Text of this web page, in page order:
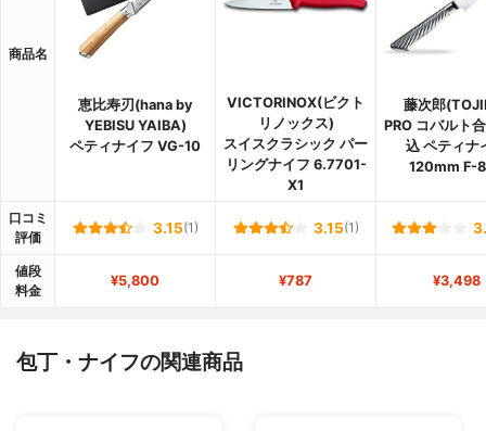
商品名
恵比寿刃(hana by
YEBISU YAIBA)
ペティナイフ VG-10
VICTORINOX(ビクト
リノックス)
スイスクラシック パー
リングナイフ 6.7701-
X1
藤次郎
PRO コバルト
込 ペティナ
120mm F-
口コミ
評価
3.15(1) 3.15(1)
値段
料金
¥5,800 ¥787 ¥3,498
包丁・ナイフの関連商品